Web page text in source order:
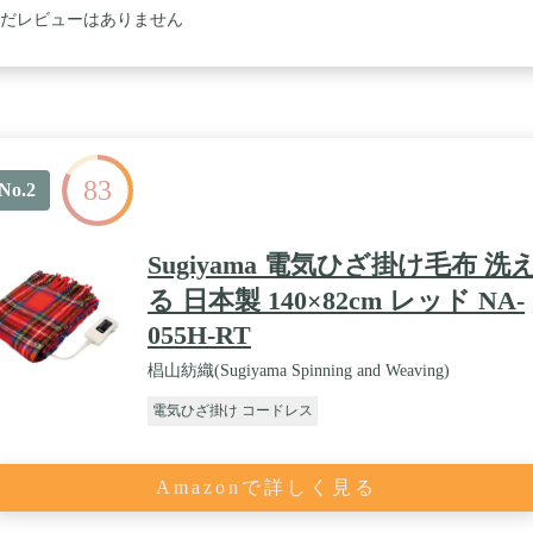
レビューはありません
83
Sugiyama 電気ひざ掛け毛布 洗
る 日本製 140×82cm レッド NA-
055H-RT
椙山紡織(Sugiyama Spinning and Weaving)
電気ひざ掛け コードレス
Amazonで詳しく見る